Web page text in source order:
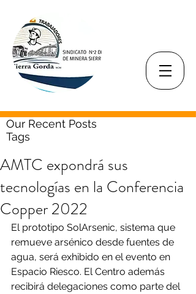
Our Recent Posts
Tags
AMTC expondrá sus
tecnologías en la Conferencia
Copper 2022
El prototipo SolArsenic, sistema que
remueve arsénico desde fuentes de
agua, será exhibido en el evento en
Espacio Riesco. El Centro además
recibirá delegaciones como parte del